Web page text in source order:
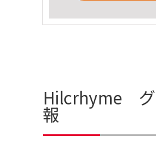
Hilcrhyme グ
報